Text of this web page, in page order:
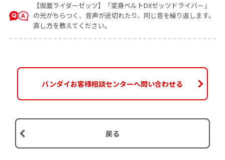
【仮面ライダーゼッツ】「変身ベルトDXゼッツドライバー」
の光がちらつく、音声が途切れたり、同じ音を繰り返します。
直し方を教えてください。
バンダイお客様相談センターへ問い合わせる
戻る